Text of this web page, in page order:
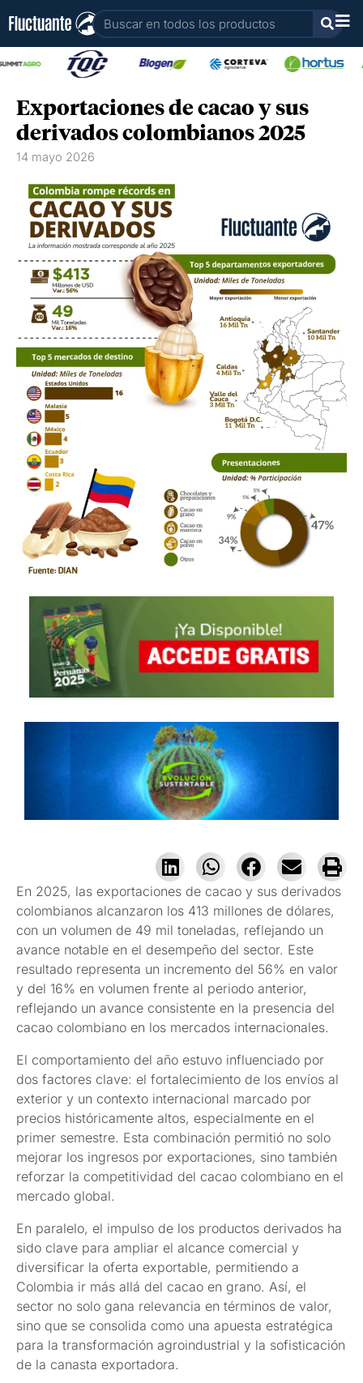
contenido
Buscar
Exportaciones de cacao y sus
derivados colombianos 2025
14 mayo 2026
En 2025, las exportaciones de cacao y sus derivados
colombianos alcanzaron los 413 millones de dólares,
con un volumen de 49 mil toneladas, reflejando un
avance notable en el desempeño del sector. Este
resultado representa un incremento del 56% en valor
y del 16% en volumen frente al periodo anterior,
reflejando un avance consistente en la presencia del
cacao colombiano en los mercados internacionales.
El comportamiento del año estuvo influenciado por
dos factores clave: el fortalecimiento de los envíos al
exterior y un contexto internacional marcado por
precios históricamente altos, especialmente en el
primer semestre. Esta combinación permitió no solo
mejorar los ingresos por exportaciones, sino también
reforzar la competitividad del cacao colombiano en el
mercado global.
En paralelo, el impulso de los productos derivados ha
sido clave para ampliar el alcance comercial y
diversificar la oferta exportable, permitiendo a
Colombia ir más allá del cacao en grano. Así, el
sector no solo gana relevancia en términos de valor,
sino que se consolida como una apuesta estratégica
para la transformación agroindustrial y la sofisticación
de la canasta exportadora.